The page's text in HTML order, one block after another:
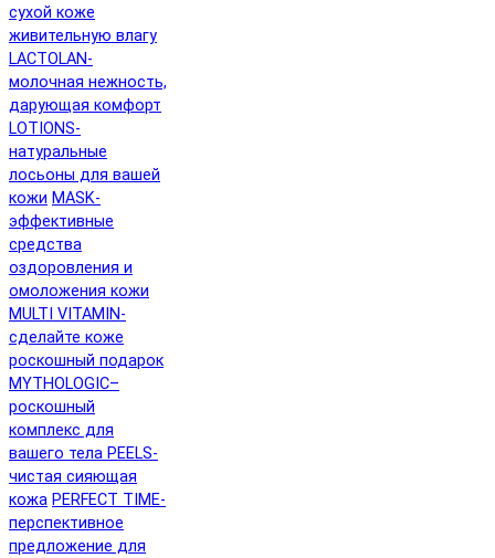
сухой коже
живительную влагу
LACTOLAN-
молочная нежность,
дарующая комфорт
LOTIONS-
натуральные
лосьоны для вашей
кожи MASK-
эффективные
средства
оздоровления и
омоложения кожи
MULTI VITAMIN-
сделайте коже
роскошный подарок
MYTHOLOGIC–
роскошный
комплекс для
вашего тела PEELS-
чистая сияющая
кожа PERFECT TIME-
перспективное
предложение для